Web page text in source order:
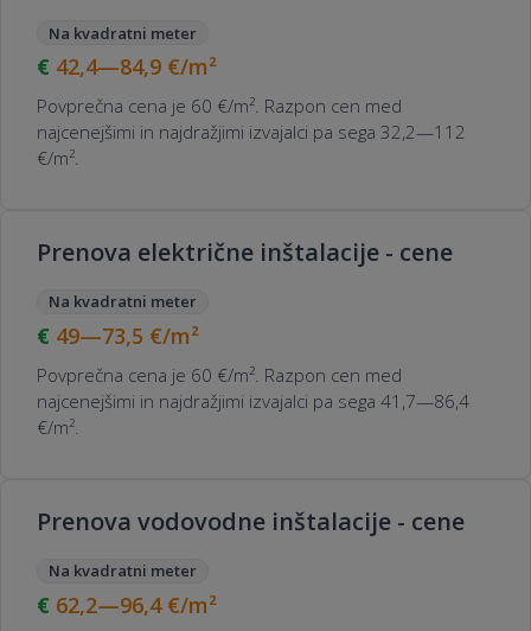
Na kvadratni meter
42,4—84,9 €/m²
Povprečna cena je 60 €/m². Razpon cen med
najcenejšimi in najdražjimi izvajalci pa sega 32,2—112
€/m².
Prenova električne inštalacije - cene
Na kvadratni meter
49—73,5 €/m²
Povprečna cena je 60 €/m². Razpon cen med
najcenejšimi in najdražjimi izvajalci pa sega 41,7—86,4
€/m².
Prenova vodovodne inštalacije - cene
Na kvadratni meter
62,2—96,4 €/m²